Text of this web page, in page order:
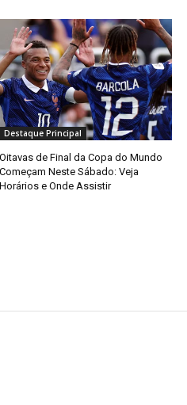
Destaque Principal
Oitavas de Final da Copa do Mundo
Começam Neste Sábado: Veja
Horários e Onde Assistir